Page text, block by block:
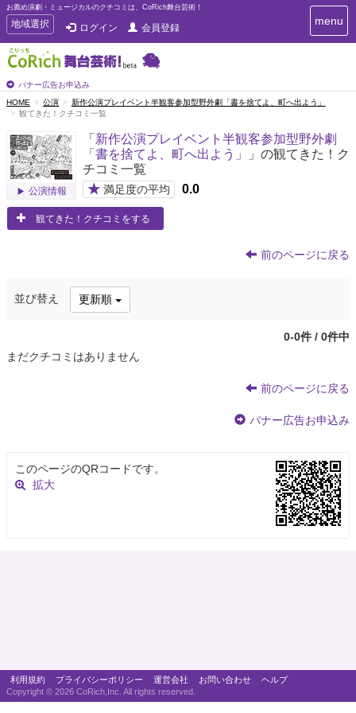
お薦め演劇・ミュージカルのクチコミは、CoRich舞台芸術！
T
o
g
g
e
n
a
i
g
a
地域選択 ログイン 会員登録
バナー広告お申込み
T
o
e
a
v
i
n
menu
HOME 公演
新作公演プレイベント半観客参加型野外劇「書を捨てよ、町へ出よう」
観てきた！クチコミ一覧
公演情報
「 新作公演プレイベント半観客参加型野外劇
「書を捨てよ、町へ出よう」
」の観てきた！ク
チコミ一覧
★ 満足度の平均 0.0
観てきた！クチコミをする
前のページに戻る
並び替え 更新順
0-0件 / 0件中
まだクチコミはありません
前のページに戻る
バナー広告お申込み
このページのQRコードです。
拡大
利用規約 プライバシーポリシー 運営会社 お問い合わせ
ヘルプ
Copyright © 2026 CoRich,Inc. All rights reserved.